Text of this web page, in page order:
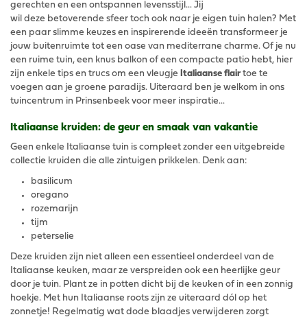
gerechten en een ontspannen levensstijl... Jij
wil deze betoverende sfeer toch ook naar je eigen tuin halen? Met
een paar slimme keuzes en inspirerende ideeën transformeer je
jouw buitenruimte tot een oase van mediterrane charme. Of je nu
een ruime tuin, een knus balkon of een compacte patio hebt, hier
zijn enkele tips en trucs om een vleugje
Italiaanse flairtoe te
voegen aan je groene paradijs. Uiteraard ben je welkom in ons
tuincentrum in Prinsenbeek voor meer inspiratie...
Italiaanse kruiden: de geur en smaak van vakantie
Geen enkele Italiaanse tuin is compleet zonder een uitgebreide
collectie kruiden die alle zintuigen prikkelen. Denk aan:
basilicum
oregano
rozemarijn
tijm
peterselie
Deze kruiden zijn niet alleen een essentieel onderdeel van de
Italiaanse keuken, maar ze verspreiden ook een heerlijke geur
door je tuin. Plant ze in potten dicht bij de keuken of in een zonnig
hoekje. Met hun Italiaanse roots zijn ze uiteraard dól op het
zonnetje! Regelmatig wat dode blaadjes verwijderen zorgt